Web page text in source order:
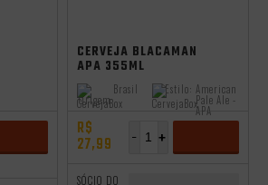
CERVEJA BLACAMAN
APA 355ML
Origem:
Brasil Estilo: American
Pale Ale -
APA
R$
27,99 +
-
SÓCIO DO